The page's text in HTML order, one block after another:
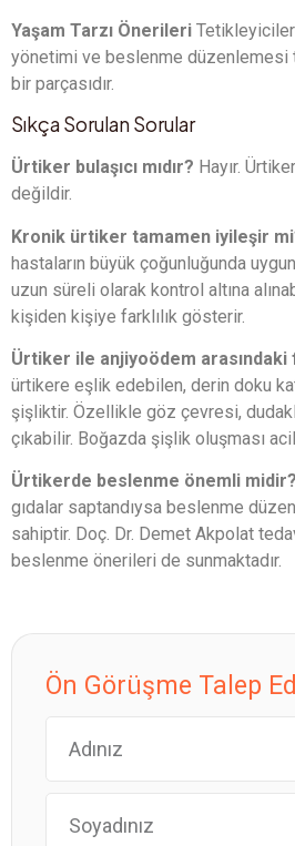
Yaşam Tarzı Önerileri
yönetimi ve beslenme düzenlemesi
bir parçasıdır.
Sıkça Sorulan Sorular
Ürtiker bulaşıcı mıdır? Hayır.
değildir.
Kronik ürtiker tamamen iyileşir
hastaların büyük çoğunluğunda
uzun süreli olarak kontrol altına
kişiden kişiye farklılık gösterir.
Ürtiker ile anjiyoödem
ürtikere eşlik edebilen, derin doku
şişliktir. Özellikle göz çevresi,
çıkabilir. Boğazda şişlik oluşması
Ürtikerde beslenme önemli midir?
gıdalar saptandıysa beslenme
sahiptir. Doç. Dr. Demet Akpolat
beslenme önerileri de sunmaktadır.
Ön Görüşme Talep